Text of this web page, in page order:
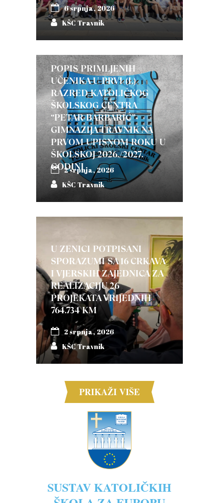
6 srpnja, 2026
KŠC Travnik
POPIS PRIMLJENIH
UČENIKA U PRVI (I.)
RAZRED KATOLIČKOG
ŠKOLSKOG CENTRA
“PETAR BARBARIĆ”-
GIMNAZIJA TRAVNIK NA
PRVOM UPISNOM ROKU U
ŠKOLSKOJ 2026./2027.
GODINI
2 srpnja, 2026
KŠC Travnik
U ZENICI POTPISANI
SPORAZUMI SA 16 CRKAVA
I VJERSKIH ZAJEDNICA ZA
REALIZACIJU 26
PROJEKATA VRIJEDNIH
764.734 KM
2 srpnja, 2026
KŠC Travnik
PRIKAŽI VIŠE
SUSTAV KATOLIČKIH